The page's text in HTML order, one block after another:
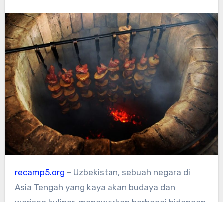
recamp5.org – Uzbekistan, sebuah negara di
Asia Tengah yang kaya akan budaya dan